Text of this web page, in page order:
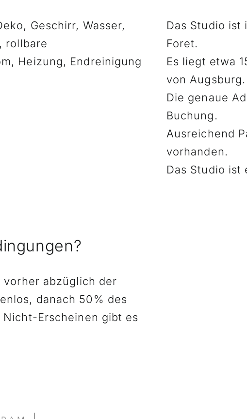
Geschirr, Wasser,
rollbare
Heizung, Endreinigung
Das Studio ist
Foret.
Es liegt etwa
von Augsburg.
Die genaue
Buchung.
Ausreichend
vorhanden.
Das Studio ist
vorher abzüglich der
danach 50% des
Erscheinen gibt es